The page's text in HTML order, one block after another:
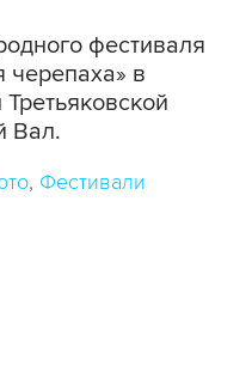
фестиваля
черепаха» в
Вал.
Фестивали